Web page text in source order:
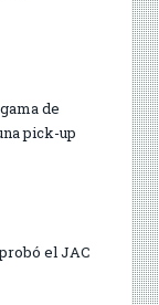
de
pick-up
el JAC